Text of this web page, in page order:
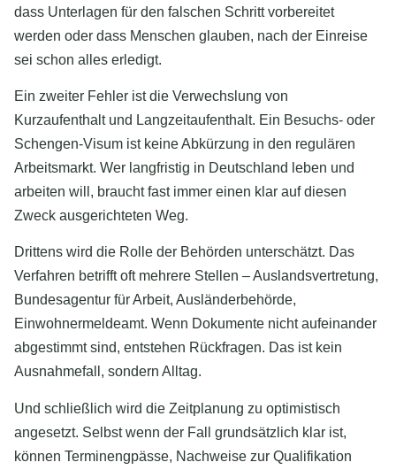
dass Unterlagen für den falschen Schritt vorbereitet
werden oder dass Menschen glauben, nach der Einreise
sei schon alles erledigt.
Ein zweiter Fehler ist die Verwechslung von
Kurzaufenthalt und Langzeitaufenthalt. Ein Besuchs- oder
Schengen-Visum ist keine Abkürzung in den regulären
Arbeitsmarkt. Wer langfristig in Deutschland leben und
arbeiten will, braucht fast immer einen klar auf diesen
Zweck ausgerichteten Weg.
Drittens wird die Rolle der Behörden unterschätzt. Das
Verfahren betrifft oft mehrere Stellen – Auslandsvertretung,
Bundesagentur für Arbeit, Ausländerbehörde,
Einwohnermeldeamt. Wenn Dokumente nicht aufeinander
abgestimmt sind, entstehen Rückfragen. Das ist kein
Ausnahmefall, sondern Alltag.
Und schließlich wird die Zeitplanung zu optimistisch
angesetzt. Selbst wenn der Fall grundsätzlich klar ist,
können Terminengpässe, Nachweise zur Qualifikation